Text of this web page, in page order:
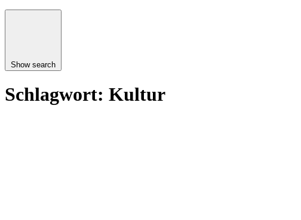
Show search
Schlagwort: Kultur